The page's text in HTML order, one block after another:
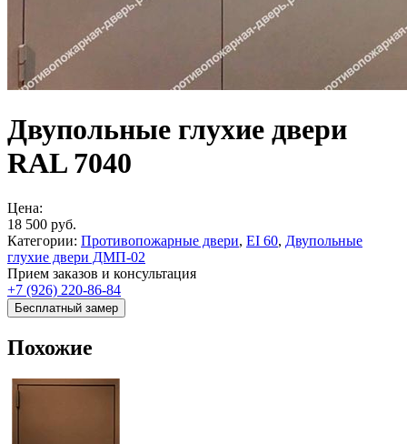
Двупольные глухие двери
RAL 7040
Цена:
18 500 руб.
Категории: Противопожарные двери, EI 60, Двупольные
глухие двери ДМП-02
Прием заказов и консультация
+7 (926) 220-86-84
Бесплатный замер
Похожие